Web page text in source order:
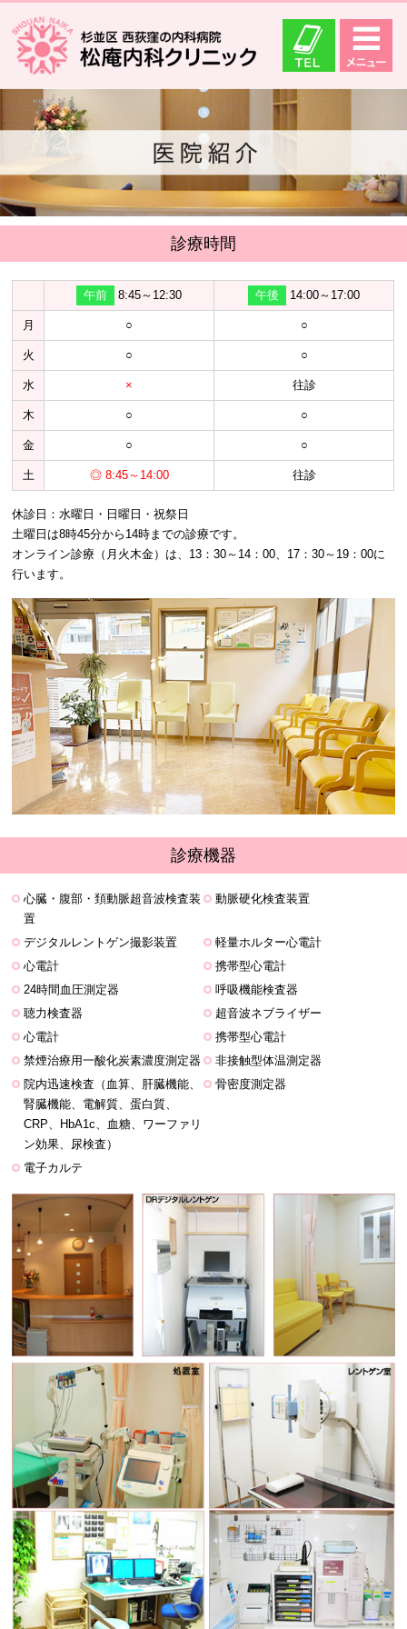
診療時間
午前 8:45～12:30 午後 14:00～17:00
月 ○ ○
火 ○ ○
水 × 往診
木 ○ ○
金 ○ ○
土 ◎ 8:45～14:00 往診
休診日：水曜日・日曜日・祝祭日
土曜日は8時45分から14時までの診療です。
オンライン診療（月火木金）は、13：30～14：00、17：30～19：00に
行います。
診療機器
心臓・腹部・頚動脈超音波検査装
置
動脈硬化検査装置
デジタルレントゲン撮影装置
軽量ホルター心電計
心電計
携帯型心電計
24時間血圧測定器
呼吸機能検査器
聴力検査器
超音波ネブライザー
心電計
携帯型心電計
禁煙治療用一酸化炭素濃度測定器
非接触型体温測定器
院内迅速検査（血算、肝臓機能、
腎臓機能、電解質、蛋白質、
CRP、HbA1c、血糖、ワーファリ
ン効果、尿検査）
骨密度測定器
電子カルテ